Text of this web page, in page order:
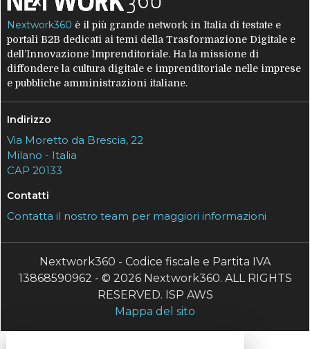
Nextwork360 è il più grande network in Italia di testate e
portali B2B dedicati ai temi della Trasformazione Digitale e
dell’Innovazione Imprenditoriale. Ha la missione di
diffondere la cultura digitale e imprenditoriale nelle imprese
e pubbliche amministrazioni italiane.
Indirizzo
Via Moretto da Brescia, 22
Milano - Italia
CAP 20133
Contatti
Contatta il nostro team per maggiori informazioni
Nextwork360 - Codice fiscale e Partita IVA
13868590962 - © 2026 Nextwork360. ALL RIGHTS
RESERVED. ISP AWS
Mappa del sito